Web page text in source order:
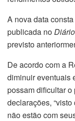
A nova data
publicada no
previsto
De acordo com a
diminuir eventuais
possam dificultar
declarações,
não estão com